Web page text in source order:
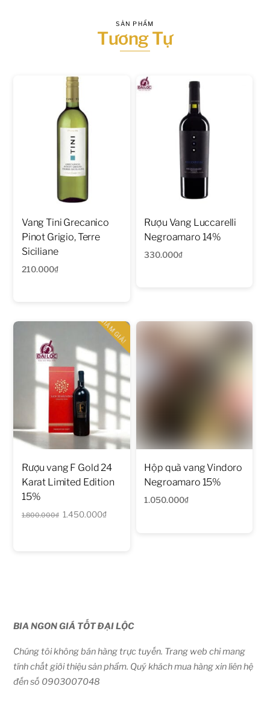
SẢN PHẨM
Tương Tự
Vang Tini Grecanico
Pinot Grigio, Terre
Siciliane
210.000₫
Rượu Vang Luccarelli
Negroamaro 14%
330.000₫
GIẢM GIÁ!
Rượu vang F Gold 24
Karat Limited Edition
15%
1.800.000₫ Giá
1.450.000₫Giá
Hộp quà vang Vindoro
Negroamaro 15%
1.050.000₫
BIA NGON GIÁ TỐT ĐẠI LỘC
Chúng tôi không bán hàng trực tuyến. Trang web chỉ mang
tính chất giới thiệu sản phẩm. Quý khách mua hàng xin liên hệ
đến số 0903007048